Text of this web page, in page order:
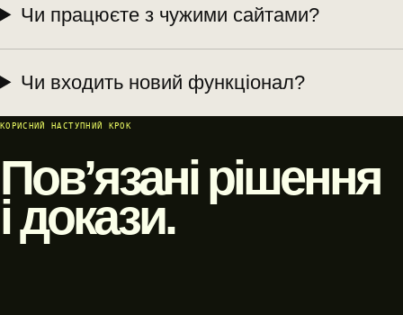
Чи працюєте з чужими сайтами?
Чи входить новий функціонал?
КОРИСНИЙ НАСТУПНИЙ КРОК
Пов’язані рішення
і докази.